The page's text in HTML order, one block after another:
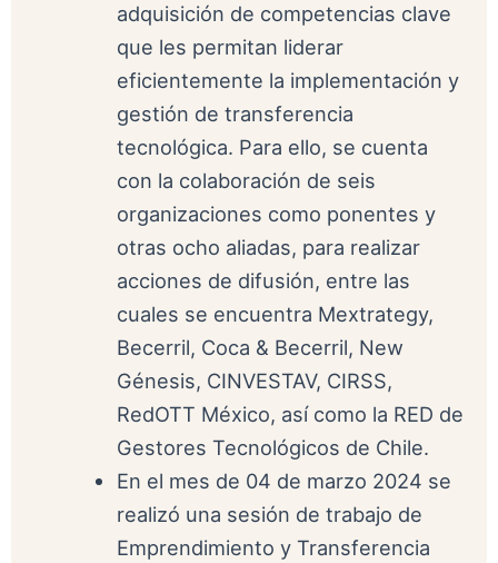
adquisición de competencias clave
que les permitan liderar
eficientemente la implementación y
gestión de transferencia
tecnológica. Para ello, se cuenta
con la colaboración de seis
organizaciones como ponentes y
otras ocho aliadas, para realizar
acciones de difusión, entre las
cuales se encuentra Mextrategy,
Becerril, Coca & Becerril, New
Génesis, CINVESTAV, CIRSS,
RedOTT México, así como la RED de
Gestores Tecnológicos de Chile.
En el mes de 04 de marzo 2024 se
realizó una sesión de trabajo de
Emprendimiento y Transferencia